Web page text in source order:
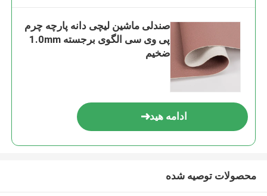
صندلی ماشین لیچی دانه پارچه چرم
پی وی سی الگوی برجسته 1.0mm
ضخیم
ادامه هید
محصولات توصیه شده